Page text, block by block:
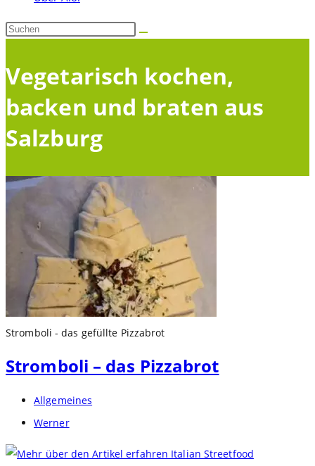
Diese
durchsuchen
Vegetarisch kochen,
backen und braten aus
Salzburg
Stromboli - das gefüllte Pizzabrot
Stromboli – das Pizzabrot
Beitrags-
Kategorie:
Allgemeines
Beitrags-
Werner